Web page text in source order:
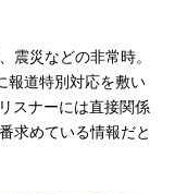
震災などの非常時。
報道特別対応を敷い
スナーには直接関係
求めている情報だと